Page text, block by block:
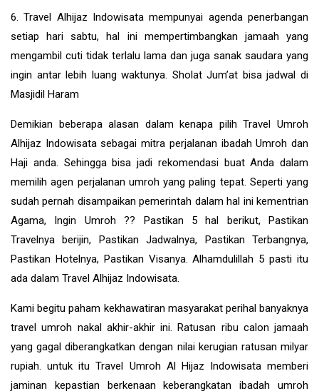
6. Travel Alhijaz Indowisata mempunyai agenda penerbangan
setiap hari sabtu, hal ini mempertimbangkan jamaah yang
mengambil cuti tidak terlalu lama dan juga sanak saudara yang
ingin antar lebih luang waktunya. Sholat Jum’at bisa jadwal di
Masjidil Haram
Demikian beberapa alasan dalam kenapa pilih Travel Umroh
Alhijaz Indowisata sebagai mitra perjalanan ibadah Umroh dan
Haji anda. Sehingga bisa jadi rekomendasi buat Anda dalam
memilih agen perjalanan umroh yang paling tepat. Seperti yang
sudah pernah disampaikan pemerintah dalam hal ini kementrian
Agama, Ingin Umroh ?? Pastikan 5 hal berikut, Pastikan
Travelnya berijin, Pastikan Jadwalnya, Pastikan Terbangnya,
Pastikan Hotelnya, Pastikan Visanya. Alhamdulillah 5 pasti itu
ada dalam Travel Alhijaz Indowisata.
Kami begitu paham kekhawatiran masyarakat perihal banyaknya
travel umroh nakal akhir-akhir ini. Ratusan ribu calon jamaah
yang gagal diberangkatkan dengan nilai kerugian ratusan milyar
rupiah. untuk itu Travel Umroh Al Hijaz Indowisata memberi
jaminan kepastian berkenaan keberangkatan ibadah umroh